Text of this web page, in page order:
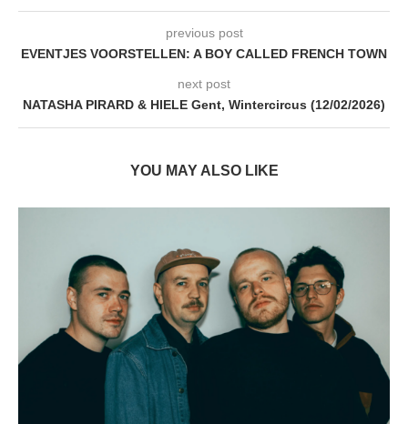
previous post
EVENTJES VOORSTELLEN: A BOY CALLED FRENCH TOWN
next post
NATASHA PIRARD & HIELE Gent, Wintercircus (12/02/2026)
YOU MAY ALSO LIKE